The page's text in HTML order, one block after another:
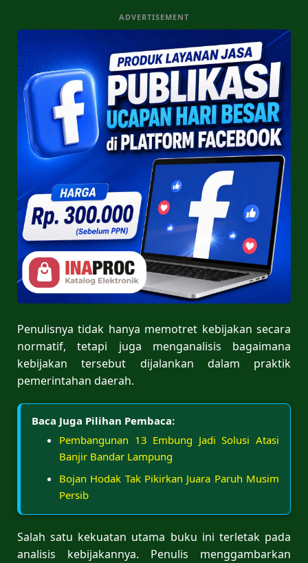
ADVERTISEMENT
Penulisnya tidak hanya memotret kebijakan secara
normatif, tetapi juga menganalisis bagaimana
kebijakan tersebut dijalankan dalam praktik
pemerintahan daerah.
Baca Juga Pilihan Pembaca:
Pembangunan 13 Embung Jadi Solusi Atasi
Banjir Bandar Lampung
Bojan Hodak Tak Pikirkan Juara Paruh Musim
Persib
Salah satu kekuatan utama buku ini terletak pada
analisis kebijakannya. Penulis menggambarkan